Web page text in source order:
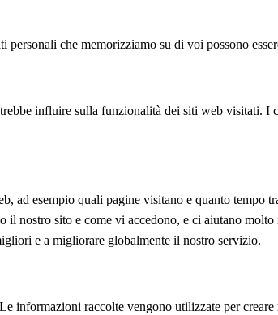
che memorizziamo su di voi possono
influire sulla funzionalità dei siti web visitati. I
esempio quali pagine visitano e quanto tempo
nostro sito e come vi accedono, e ci aiutano
e a migliorare globalmente il nostro servizio.
raccolte vengono utilizzate per